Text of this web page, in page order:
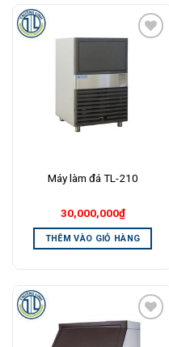
Máy làm đá TL-210
30,000,000₫
THÊM VÀO GIỎ HÀNG
Add to